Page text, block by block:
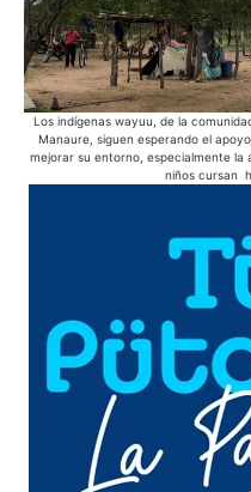
Los indígenas wayuu, de la
Manaure, siguen esperando el
mejorar su entorno, especialmente la
niños cursan